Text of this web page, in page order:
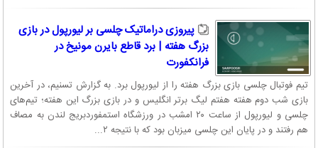
پیروزی دراماتیک چلسی بر لیورپول در بازی
بزرگ هفته | برد قاطع بایرن مونیخ در
فرانکفورت
تیم فوتبال چلسی بازی بزرگ هفته را از لیورپول برد. به گزارش تسنیم، در آخرین
بازی شب دوم هفته هفتم لیگ برتر انگلیس و در بازی بزرگ این هفته؛ تیم‌های
چلسی و لیورپول از ساعت ۲۰ امشب در ورزشگاه استمفوردبریج لندن به مصاف
هم رفتند و در پایان این چلسی میزبان بود که با نتیجه ۲...